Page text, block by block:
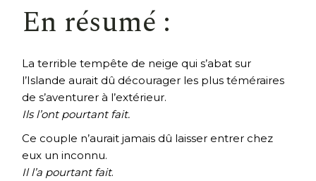
En résumé :
La terrible tempête de neige qui s’abat sur
l’Islande aurait dû décourager les plus téméraires
de s’aventurer à l’extérieur.
Ils l’ont pourtant fait.
Ce couple n’aurait jamais dû laisser entrer chez
eux un inconnu.
Il l’a pourtant fait.